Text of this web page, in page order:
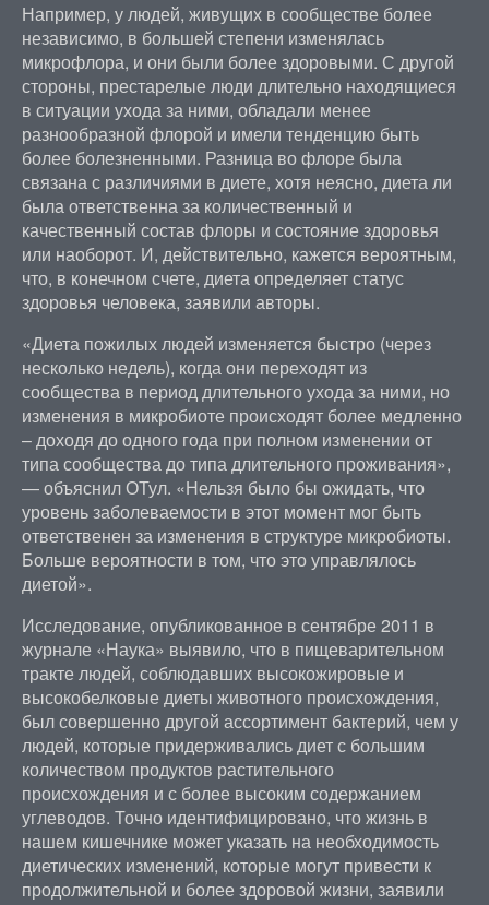
Например, у людей, живущих в сообществе более
независимо, в большей степени изменялась
микрофлора, и они были более здоровыми. С другой
стороны, престарелые люди длительно находящиеся
в ситуации ухода за ними, обладали менее
разнообразной флорой и имели тенденцию быть
более болезненными. Разница во флоре была
связана с различиями в диете, хотя неясно, диета ли
была ответственна за количественный и
качественный состав флоры и состояние здоровья
или наоборот. И, действительно, кажется вероятным,
что, в конечном счете, диета определяет статус
здоровья человека, заявили авторы.
«Диета пожилых людей изменяется быстро (через
несколько недель), когда они переходят из
сообщества в период длительного ухода за ними, но
изменения в микробиоте происходят более медленно
– доходя до одного года при полном изменении от
типа сообщества до типа длительного проживания»,
— объяснил ОТул. «Нельзя было бы ожидать, что
уровень заболеваемости в этот момент мог быть
ответственен за изменения в структуре микробиоты.
Больше вероятности в том, что это управлялось
диетой».
Исследование, опубликованное в сентябре 2011 в
журнале «Наука» выявило, что в пищеварительном
тракте людей, соблюдавших высокожировые и
высокобелковые диеты животного происхождения,
был совершенно другой ассортимент бактерий, чем у
людей, которые придерживались диет с большим
количеством продуктов растительного
происхождения и с более высоким содержанием
углеводов. Точно идентифицировано, что жизнь в
нашем кишечнике может указать на необходимость
диетических изменений, которые могут привести к
продолжительной и более здоровой жизни, заявили